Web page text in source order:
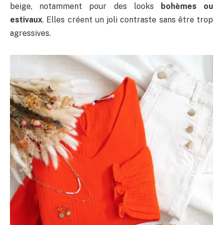
beige, notamment pour des looks
bohèmes ou
estivaux. Elles créent un joli contraste sans être trop
agressives.